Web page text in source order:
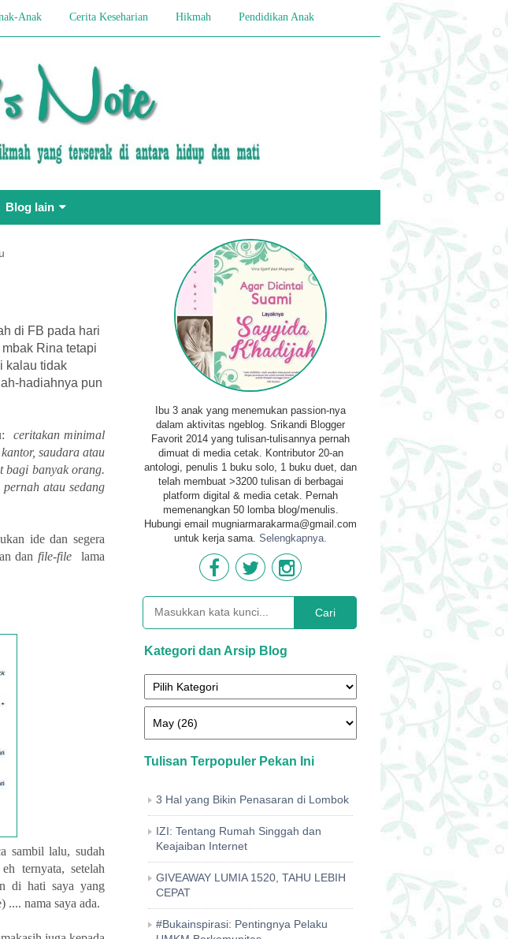
Anak Cerita Keseharian Hikmah Pendidikan Anak
Blog lain
di FB pada hari
Rina tetapi
kalau tidak
hadiahnya pun
ceritakan minimal
saudara atau
bagi banyak orang.
atau sedang
ide dan segera
dan file-file
lama
sambil lalu, sudah
ternyata, setelah
di hati saya yang
.... nama saya ada.
Ibu 3 anak yang menemukan passion-nya
dalam aktivitas ngeblog. Srikandi Blogger
Favorit 2014 yang tulisan-tulisannya pernah
dimuat di media cetak. Kontributor 20-an
antologi, penulis 1 buku solo, 1 buku duet, dan
telah membuat >3200 tulisan di berbagai
platform digital & media cetak. Pernah
memenangkan 50 lomba blog/menulis.
Hubungi email mugniarmarakarma@gmail.com
untuk kerja sama. Selengkapnya.
Cari
Kategori dan Arsip Blog
Tulisan Terpopuler Pekan Ini
3 Hal yang Bikin Penasaran di Lombok
IZI: Tentang Rumah Singgah dan
Keajaiban Internet
GIVEAWAY LUMIA 1520, TAHU LEBIH
CEPAT
#Bukainspirasi: Pentingnya Pelaku